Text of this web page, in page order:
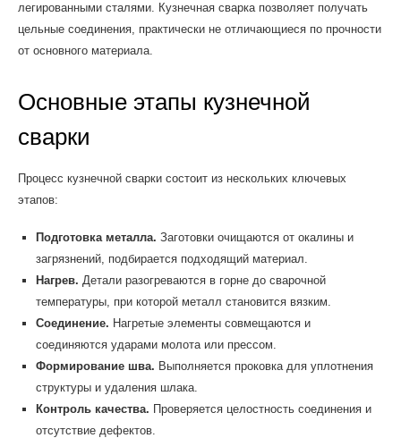
легированными сталями. Кузнечная сварка позволяет получать
цельные соединения, практически не отличающиеся по прочности
от основного материала.
Основные этапы кузнечной
сварки
Процесс кузнечной сварки состоит из нескольких ключевых
этапов:
Подготовка металла. Заготовки очищаются от окалины и
загрязнений, подбирается подходящий материал.
Нагрев. Детали разогреваются в горне до сварочной
температуры, при которой металл становится вязким.
Соединение. Нагретые элементы совмещаются и
соединяются ударами молота или прессом.
Формирование шва. Выполняется проковка для уплотнения
структуры и удаления шлака.
Контроль качества. Проверяется целостность соединения и
отсутствие дефектов.